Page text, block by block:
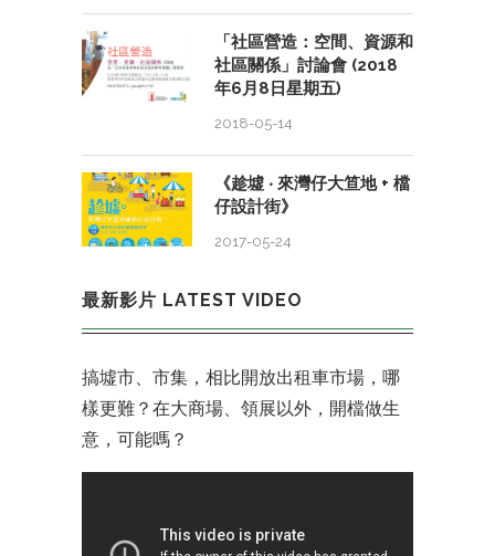
「社區營造：空間、資源和
社區關係」討論會 (2018
年6月8日星期五)
2018-05-14
《趁墟 ‧ 來灣仔大笪地 + 檔
仔設計街》
2017-05-24
最新影片 LATEST VIDEO
搞墟市、市集，相比開放出租車市場，哪
樣更難？在大商場、領展以外，開檔做生
意，可能嗎？